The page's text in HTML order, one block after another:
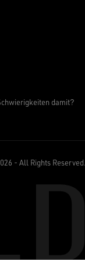
damit?
- All Rights Reserved.